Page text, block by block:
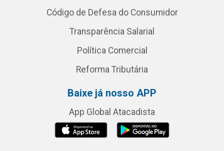
Código de Defesa do Consumidor
Transparência Salarial
Política Comercial
Reforma Tributária
Baixe já nosso APP
App Global Atacadista